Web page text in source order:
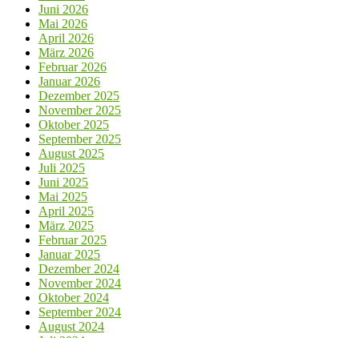
Juni 2026
Mai 2026
April 2026
März 2026
Februar 2026
Januar 2026
Dezember 2025
November 2025
Oktober 2025
September 2025
August 2025
Juli 2025
Juni 2025
Mai 2025
April 2025
März 2025
Februar 2025
Januar 2025
Dezember 2024
November 2024
Oktober 2024
September 2024
August 2024